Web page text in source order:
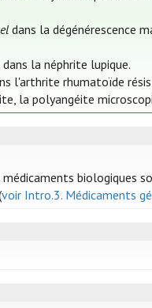
dans la dégénérescence
dans la néphrite lupique.
l'arthrite rhumatoïde
la polyangéite
biologiques
voir Intro.3. Médicaments